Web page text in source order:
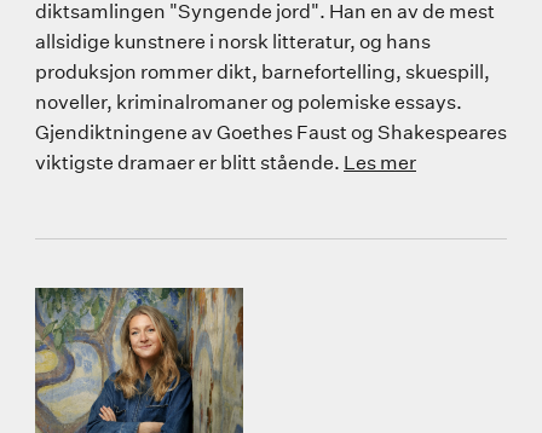
diktsamlingen "Syngende jord". Han en av de mest
allsidige kunstnere i norsk litteratur, og hans
produksjon rommer dikt, barnefortelling, skuespill,
noveller, kriminalromaner og polemiske essays.
Gjendiktningene av Goethes Faust og Shakespeares
viktigste dramaer er blitt stående. Les mer